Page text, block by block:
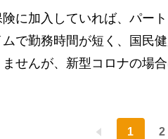
険に加入していれば、パー
で勤務時間が短く、国民
せんが、新型コロナの場
1 2